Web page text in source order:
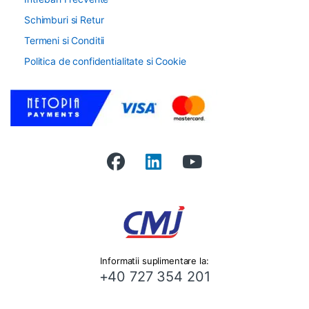
Schimburi si Retur
Termeni si Conditii
Politica de confidentialitate si Cookie
Informatii suplimentare la:
+40 727 354 201